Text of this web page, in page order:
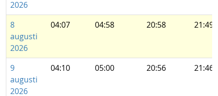
2026
8
augusti
2026
04:07 04:58 20:58 21:49
9
augusti
2026
04:10 05:00 20:56 21:46